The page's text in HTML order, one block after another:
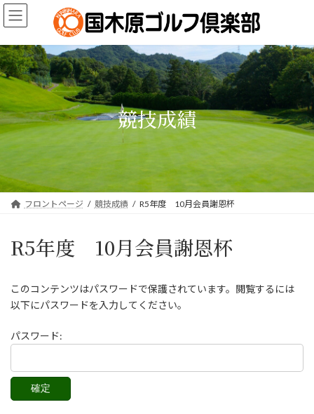
コ
ン
ン
ツ
へ
キ
ッ
プ
ナ
ビ
ー
シ
ョ
に
移
動
競技成績
フロントページ 競技成績 R5年度 10月会員謝恩杯
R5年度 10月会員謝恩杯
このコンテンツはパスワードで保護されています。閲覧するには
以下にパスワードを入力してください。
パスワード: